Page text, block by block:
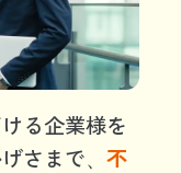
る企業様を
さまで、不